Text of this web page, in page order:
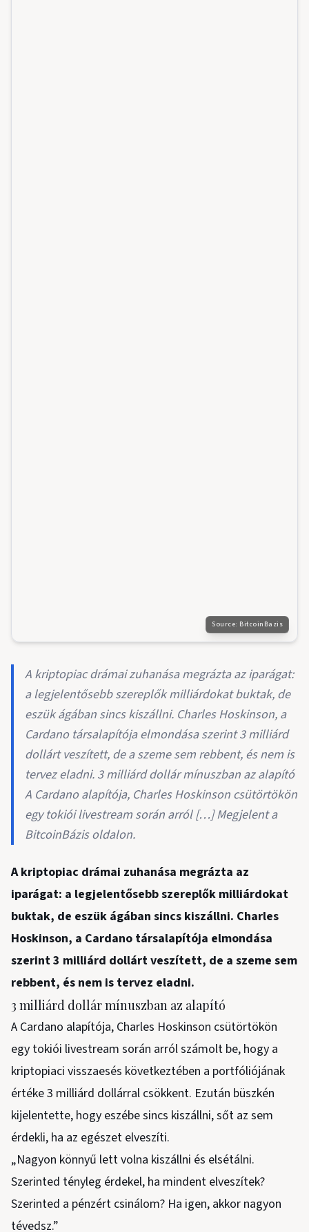
Source: BitcoinBazis
A kriptopiac drámai zuhanása megrázta az iparágat:
a legjelentősebb szereplők milliárdokat buktak, de
eszük ágában sincs kiszállni. Charles Hoskinson, a
Cardano társalapítója elmondása szerint 3 milliárd
dollárt veszített, de a szeme sem rebbent, és nem is
tervez eladni. 3 milliárd dollár mínuszban az alapító
A Cardano alapítója, Charles Hoskinson csütörtökön
egy tokiói livestream során arról […] Megjelent a
BitcoinBázis oldalon.
A kriptopiac drámai zuhanása megrázta az
iparágat: a legjelentősebb szereplők milliárdokat
buktak, de eszük ágában sincs kiszállni. Charles
Hoskinson, a Cardano társalapítója elmondása
szerint 3 milliárd dollárt veszített, de a szeme sem
rebbent, és nem is tervez eladni.
3 milliárd dollár mínuszban az alapító
A Cardano alapítója, Charles Hoskinson csütörtökön
egy tokiói livestream során arról számolt be, hogy a
kriptopiaci visszaesés következtében a portfóliójának
értéke 3 milliárd dollárral csökkent. Ezután büszkén
kijelentette, hogy eszébe sincs kiszállni, sőt az sem
érdekli, ha az egészet elveszíti.
„Nagyon könnyű lett volna kiszállni és elsétálni.
Szerinted tényleg érdekel, ha mindent elveszítek?
Szerinted a pénzért csinálom? Ha igen, akkor nagyon
tévedsz.”